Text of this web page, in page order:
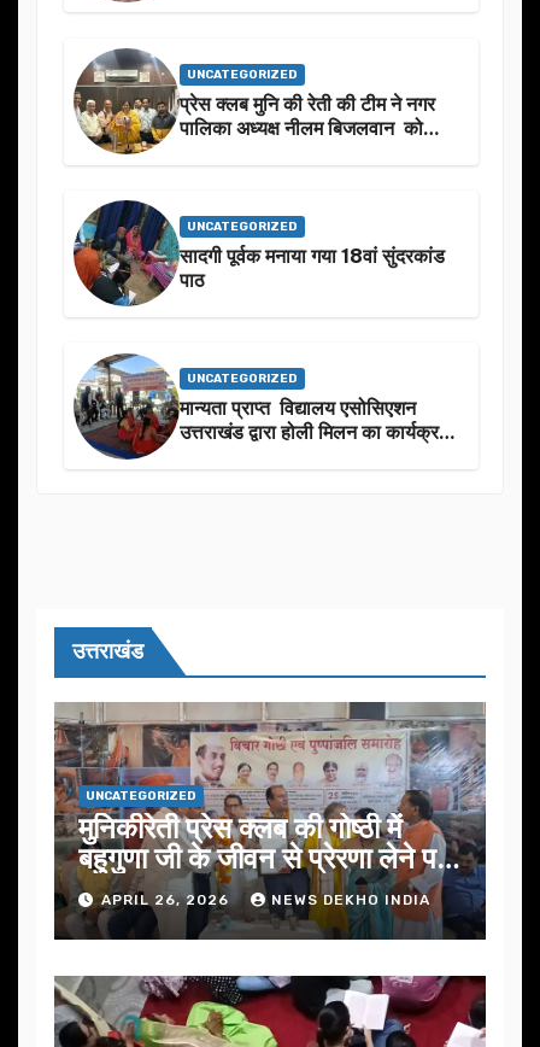
UNCATEGORIZED
प्रेस क्लब मुनि की रेती की टीम ने नगर
पालिका अध्यक्ष नीलम बिजलवान को
UNCATEGORIZED
सादगी पूर्वक मनाया गया 18वां सुंदरकांड
पाठ
UNCATEGORIZED
मान्यता प्राप्त विद्यालय एसोसिएशन
उत्तराखंड द्वारा होली मिलन का कार्यक्रम
उत्तराखंड
UNCATEGORIZED
मुनिकीरेती प्रेस क्लब की गोष्ठी में
बहुगुणा जी के जीवन से प्रेरणा लेने पर
जोरAPRIL 26, 2026 NEWS DEKHO INDIA